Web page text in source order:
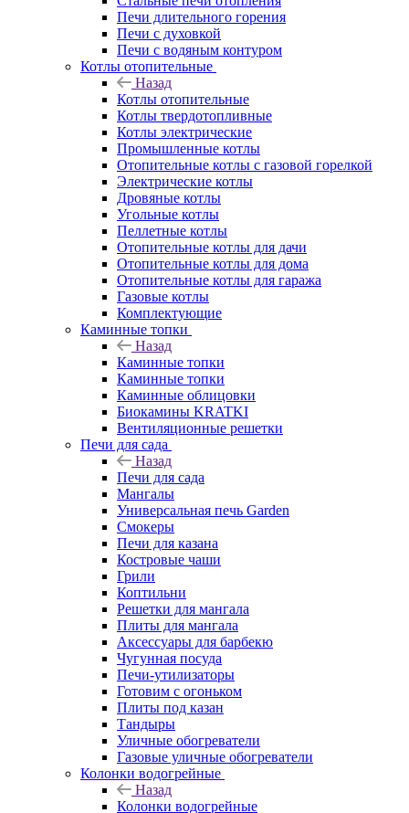
Печи длительного горения
Печи с духовкой
Печи с водяным контуром
Котлы отопительные
Назад
Котлы отопительные
Котлы твердотопливные
Котлы электрические
Промышленные котлы
Отопительные котлы с газовой горелкой
Электрические котлы
Дровяные котлы
Угольные котлы
Пеллетные котлы
Отопительные котлы для дачи
Отопительные котлы для дома
Отопительные котлы для гаража
Газовые котлы
Комплектующие
Каминные топки
Назад
Каминные топки
Каминные топки
Каминные облицовки
Биокамины KRATKI
Вентиляционные решетки
Печи для сада
Назад
Печи для сада
Мангалы
Универсальная печь Garden
Смокеры
Печи для казана
Костровые чаши
Грили
Коптильни
Решетки для мангала
Плиты для мангала
Аксессуары для барбекю
Чугунная посуда
Печи-утилизаторы
Готовим с огоньком
Плиты под казан
Тандыры
Уличные обогреватели
Газовые уличные обогреватели
Колонки водогрейные
Назад
Колонки водогрейные